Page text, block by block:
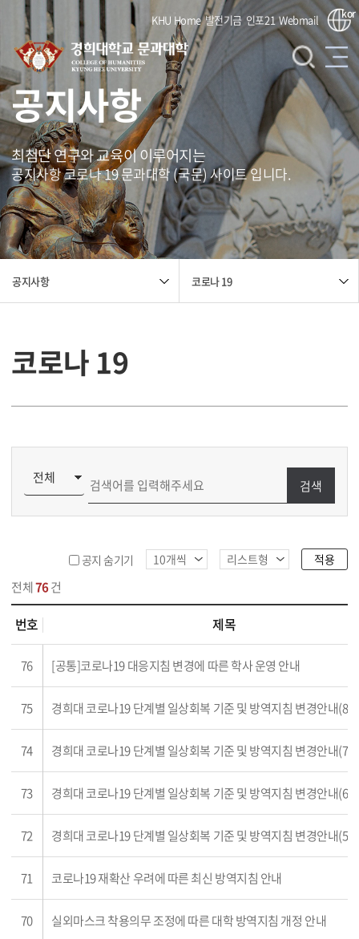
KHU Home 발전기금 인포21 Webmail kor
공지사항
최첨단 연구와 교육이 이루어지는
공지사항 코로나 19 문과대학 (국문) 사이트 입니다.
공지사항 코로나 19
코로나 19
검색
공지 숨기기 적용
전체76건
록
번호 제목
76 [공통]코로나19 대응지침 변경에 따른 학사 운영 안내
75 경희대 코로나19 단계별 일상회복 기준 및 방역지침 변경안내(8
74 경희대 코로나19 단계별 일상회복 기준 및 방역지침 변경안내(7
73 경희대 코로나19 단계별 일상회복 기준 및 방역지침 변경안내(6
72 경희대 코로나19 단계별 일상회복 기준 및 방역지침 변경안내(5
71 코로나19 재확산 우려에 따른 최신 방역지침 안내
70 실외마스크 착용의무 조정에 따른 대학 방역지침 개정 안내